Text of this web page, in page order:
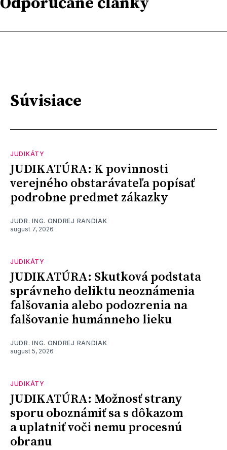
Súvisiace
JUDIKÁTY
JUDIKATÚRA: K povinnosti
verejného obstarávateľa popísať
podrobne predmet zákazky
JUDR. ING. ONDREJ RANDIAK
august 7, 2026
JUDIKÁTY
JUDIKATÚRA: Skutková podstata
správneho deliktu neoznámenia
falšovania alebo podozrenia na
falšovanie humánneho lieku
JUDR. ING. ONDREJ RANDIAK
august 5, 2026
JUDIKÁTY
JUDIKATÚRA: Možnosť strany
sporu oboznámiť sa s dôkazom
a uplatniť voči nemu procesnú
obranu